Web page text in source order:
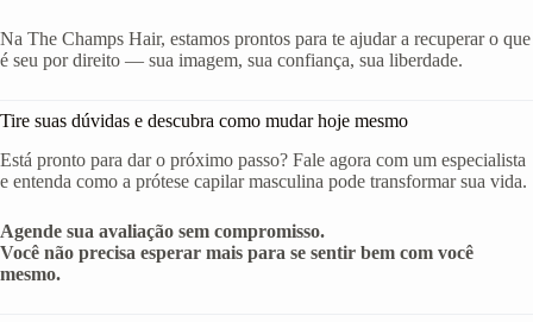
Na The Champs Hair, estamos prontos para te ajudar a recuperar o que
é seu por direito — sua imagem, sua confiança, sua liberdade.
Tire suas dúvidas e descubra como mudar hoje mesmo
Está pronto para dar o próximo passo? Fale agora com um especialista
e entenda como a prótese capilar masculina pode transformar sua vida.
Agende sua avaliação sem compromisso.
Você não precisa esperar mais para se sentir bem com você
mesmo.